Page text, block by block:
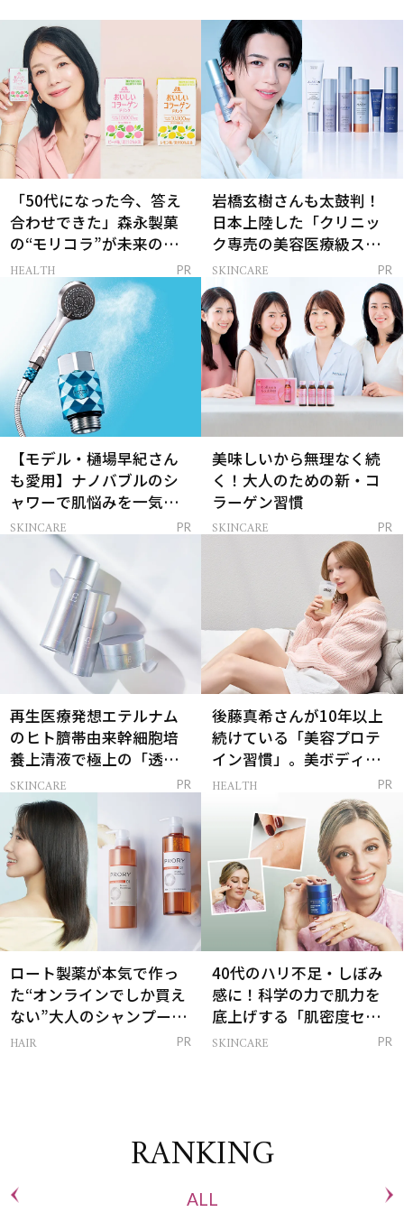
「50代になった今、答え
合わせできた」森永製菓
の“モリコラ”が未来のキ
レイを連れてくる！
HEALTH PR
岩橋玄樹さんも太鼓判！
日本上陸した「クリニッ
ク専売の美容医療級スキ
ンケア」
SKINCARE PR
【モデル・樋場早紀さん
も愛用】ナノバブルのシ
ャワーで肌悩みを一気に
解決
SKINCARE PR
美味しいから無理なく続
く！大人のための新・コ
ラーゲン習慣
SKINCARE PR
再生医療発想エテルナム
のヒト臍帯由来幹細胞培
養上清液で極上の「透明
感ハリ肌」へ
SKINCARE PR
後藤真希さんが10年以上
続けている「美容プロテ
イン習慣」。美ボディを
支える朝ルーティンと
HEALTH PR
ロート製薬が本気で作っ
た“オンラインでしか買え
ない”大人のシャンプー＆
トリートメントって？
HAIR PR
40代のハリ不足・しぼみ
感に！科学の力で肌力を
底上げする「肌密度セラ
ム」
SKINCARE PR
RANKING
ALL